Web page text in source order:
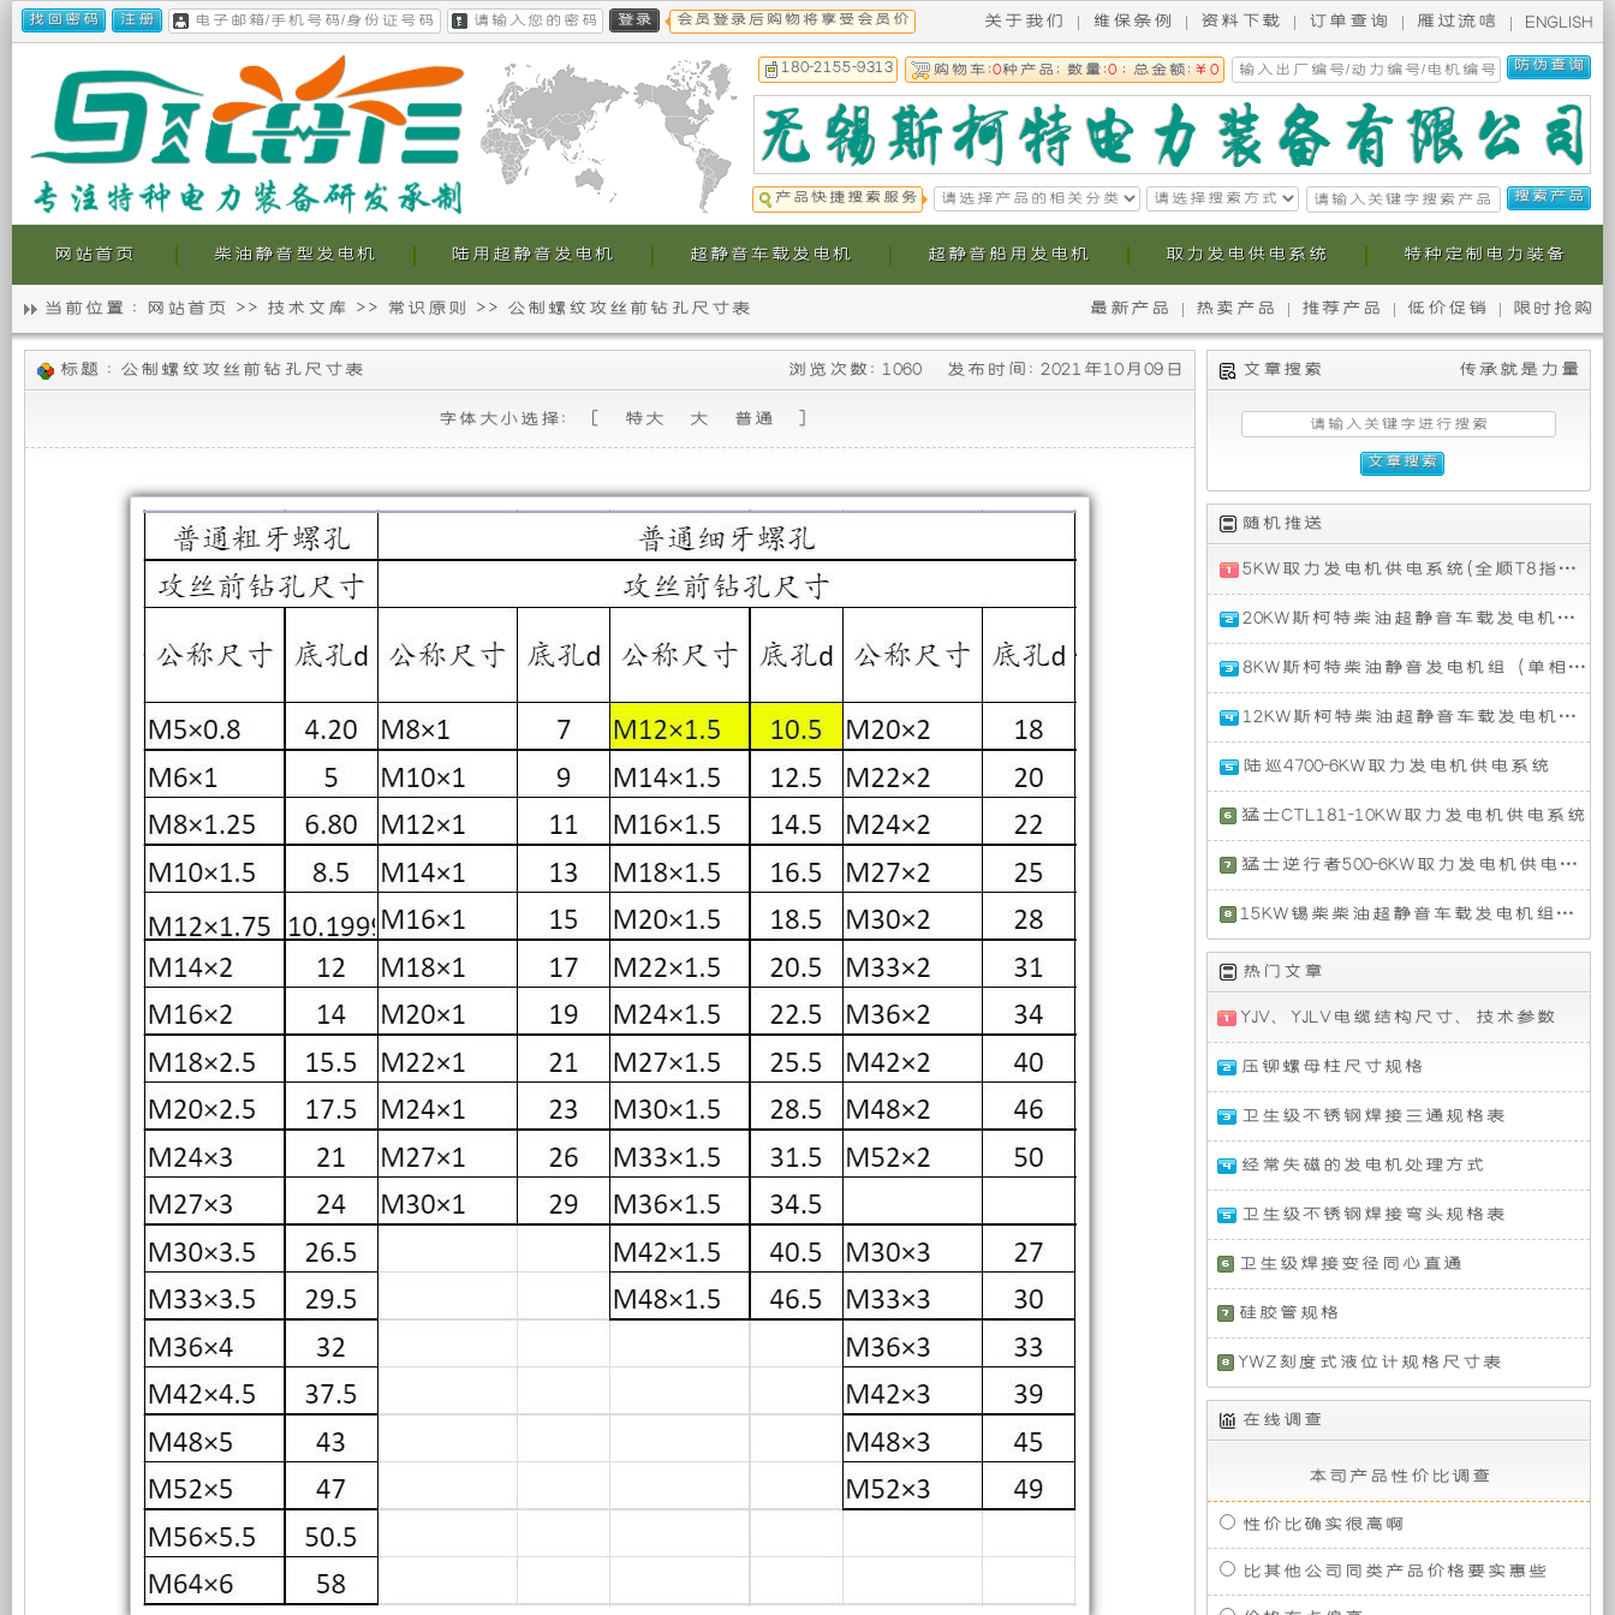
会员登录后购物将享受会员价 ENGLISH
雁过流唁
订单查询
资料下载
维保条例
关于我们
购物车:0种产品; 数量:0 ; 总金额: ￥0
180-2155-9313
产品快捷搜索服务
特种定制电力装备
本
司
提
的
特
定
制
型
装
备
主
要
包
括
塔
机
取力发电供电系统
无
锡
超静音船用发电机
公
生
产
的
静
音
用
发
电
机
具
噪
音
低、
油
耗
超静音车载发电机
本
提
供
高
能
的
载
发
电
机，
专
为
车
电
陆用超静音发电机
我
超
静
音
电
机
采
用
全
新
设
计，
噪
性
柴油静音型发电机
静
音
电
机
组，
相
对
开
放
式
发
电
机
组
而
言，
在
其
基
网站首页
当前位置 : 网站首页 >> 技术文库 >> 常识原则 >> 公制螺纹攻丝前钻孔尺寸表 限时抢购
低价促销
推荐产品
热卖产品
最新产品
攻
标题 : 公制螺纹攻丝前钻孔尺寸表 浏览次数: 1060 发布时间: 2021年10月09日
字体大小选择: [ 特大 大 普通 ]
文章搜索 传承就是力量
随机推送
5KW取力发电机供电系统(全顺T8指挥车)
顺
指
挥
车
采
用
取
力
电
机
供
电
系
统、
市
电、
UPS
三
供
电
方
在
使
用
取
发
电
机
供
电
系
UPS
供
电
的
情
20KW斯柯特柴油超静音车载发电机组（分体式单相50HZ）
体
20KW
斯
柯
特
柴
油
超
音
车
载
发
电
机
组
采
用
的
力
由
我
们
照
超
静
音
发
电
机
组
和
发
动
机
国
8KW斯柯特柴油静音发电机组（单相 50HZ）
斯
特
柴
油
静
音
发
电
机
组
（单
12KW斯柯特柴油超静音车载发电机组（分体式单相短轴 50HZ）
12KW
斯
特
柴
油
超
静
音
车
载
电
组
（整
体
式
单
相
短
轴 50HZ）
陆巡4700-6KW取力发电机供电系统
丰
田
地
巡
洋
舰
4700
这
台
8
的
动
机，
马
虽
然
不
但
扭
矩
十
分
出
款
车
型
搭
载
猛士CTL181-10KW取力发电机供电系统
猛
士
是
一
辆
国
产
ORV，
是
我
国
一
部
代
机
动
性
军
用
车，
它
实
装
备
的
跨
越
猛士逆行者500-6KW取力发电机供电系统
东
风
猛
士
逆
行
者
500
力
上，
搭
东
风
康
明
4.0T
涡
轮
增
压
柴
动
机，
可
提
供
15KW锡柴柴油超静音车载发电机组（分体式短轴单相50HZ）
15KW
锡
柴
柴
油
超
静
音
载
发
机
组
（分
体
式
短
轴
单
相
50HZ）
热门文章
YJV、YJLV电缆结构尺寸、技术参数
压铆螺母柱尺寸规格
卫生级不锈钢焊接三通规格表
经常失磁的发电机处理方式
卫生级不锈钢焊接弯头规格表
卫生级焊接变径同心直通
硅胶管规格
YWZ刻度式液位计规格尺寸表
在线调查
本司产品性价比调查
性价比确实很高啊
比其他公司同类产品价格要实惠些